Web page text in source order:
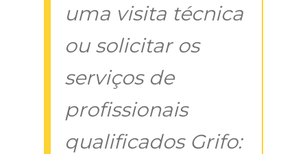
uma visita técnica
ou solicitar os
serviços de
profissionais
qualificados Grifo: